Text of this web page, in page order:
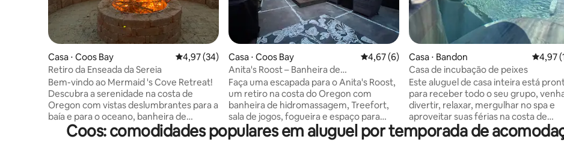
Casa ⋅ Coos Bay 4,97 de uma avaliação média de 5, 34 avaliações
4,97 (34)
Retiro da Enseada da Sereia
Bem-vindo ao Mermaid 's Cove Retreat!
Descubra a serenidade na costa de
Oregon com vistas deslumbrantes para a
baía e para o oceano, banheira de
hidromassagem luxuosa, lareira
crepitante e lareira reconfortante. Este
Casa ⋅ Coos Bay 4,67 de uma avaliação média de 5, 6 avaliações
4,67 (6)
Anita's Roost – Banheira de
hidromassagem/Casa na árvore/Sala de
jogos/Golfe e dunas
Faça uma escapada para o Anita's Roost,
um retiro na costa do Oregon com
banheira de hidromassagem, Treefort,
sala de jogos, fogueira e espaço para
toda a família. Idealmente localizado
perto do Bandon Dunes Golf Resort, do
Casa ⋅ Bandon 4,97 de
4,97
Casa de incubação de peixes
Este aluguel de casa inteira está
para receber todo o seu grupo,
divertir, relaxar, mergulhar no spa e
aproveitar suas férias na costa de
Oregon. Localizado nos arredores da
Cidade Velha de Bandon, perto de
Coos: comodidades populares em aluguel por temporada de